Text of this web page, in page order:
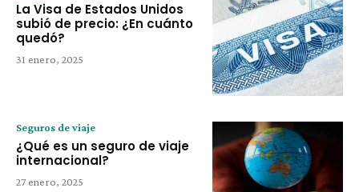
La Visa de Estados Unidos
subió de precio: ¿En cuánto
quedó?
31 enero, 2025
Seguros de viaje
¿Qué es un seguro de viaje
internacional?
27 enero, 2025